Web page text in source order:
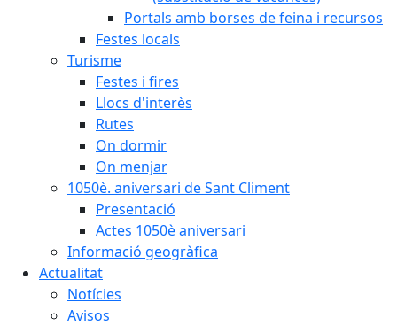
Portals amb borses de feina i recursos
Festes locals
Turisme
Festes i fires
Llocs d'interès
Rutes
On dormir
On menjar
1050è. aniversari de Sant Climent
Presentació
Actes 1050è aniversari
Informació geogràfica
Actualitat
Notícies
Avisos